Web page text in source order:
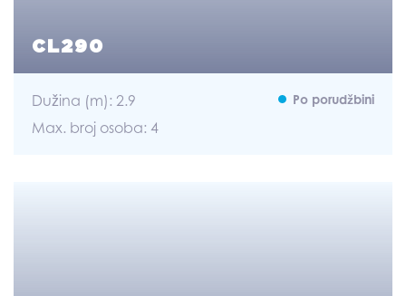
CL290
Dužina (m): 2.9
Max. broj osoba: 4
Po porudžbini